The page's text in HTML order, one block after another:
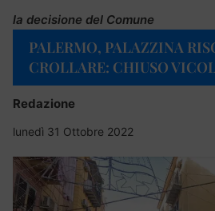
la decisione del Comune
PALERMO, PALAZZINA
CROLLARE: CHIUSO
Redazione
lunedì 31 Ottobre 2022